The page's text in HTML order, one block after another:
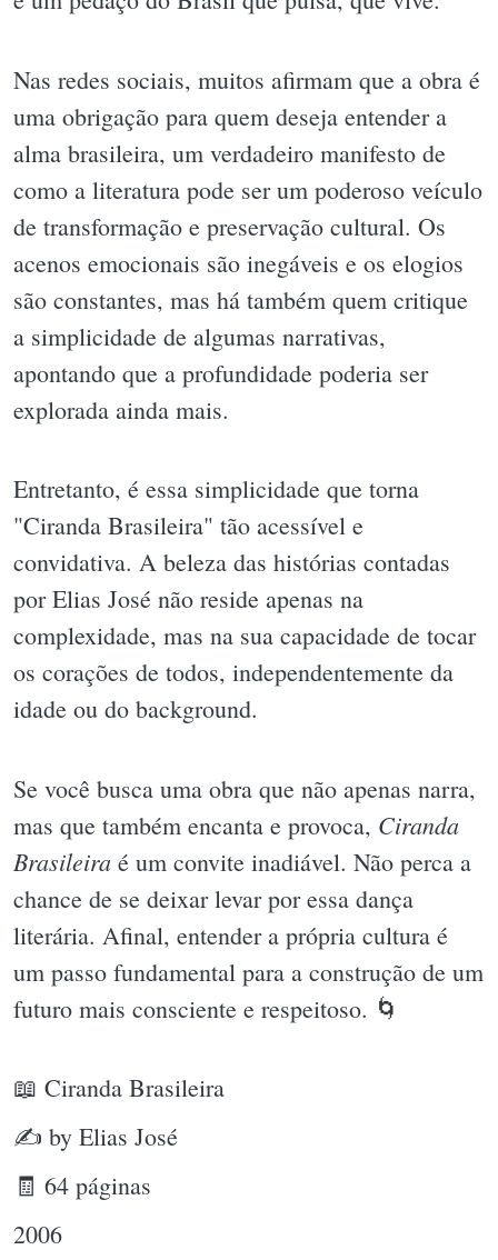
Nas redes sociais, muitos afirmam que a obra é
uma obrigação para quem deseja entender a
alma brasileira, um verdadeiro manifesto de
como a literatura pode ser um poderoso veículo
de transformação e preservação cultural. Os
acenos emocionais são inegáveis e os elogios
são constantes, mas há também quem critique
a simplicidade de algumas narrativas,
apontando que a profundidade poderia ser
explorada ainda mais.
Entretanto, é essa simplicidade que torna
"Ciranda Brasileira" tão acessível e
convidativa. A beleza das histórias contadas
por Elias José não reside apenas na
complexidade, mas na sua capacidade de tocar
os corações de todos, independentemente da
idade ou do background.
Se você busca uma obra que não apenas narra,
mas que também encanta e provoca, Ciranda
Brasileira é um convite inadiável. Não perca a
chance de se deixar levar por essa dança
literária. Afinal, entender a própria cultura é
um passo fundamental para a construção de um
futuro mais consciente e respeitoso. 🌀
📖 Ciranda Brasileira
✍ by Elias José
🧾 64 páginas
2006